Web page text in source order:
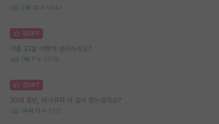
2 13 5844
김GPT
석졸 32살 어떻게 생각하세요?
1 7 3679
김GPT
30대 중반, 박사유학 이 길이 맞는걸까요?
14 11 7321